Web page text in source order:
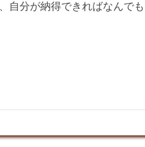
自分が納得できればなんでも